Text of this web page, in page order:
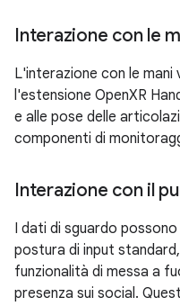
Interazione con le
L'interazione con le
l'estensione OpenXR
e alle pose delle
componenti di
Interazione con il
I dati di sguardo
postura di input
funzionalità di messa a
presenza sui social.